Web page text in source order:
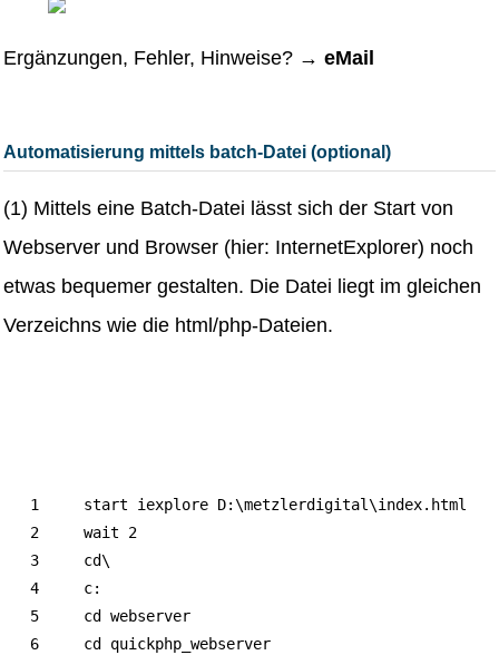
Ergänzungen, Fehler, Hinweise? →eMail
Automatisierung mittels batch-Datei (optional)
(1) Mittels eine Batch-Datei lässt sich der Start von
Webserver und Browser (hier: InternetExplorer) noch
etwas bequemer gestalten. Die Datei liegt im gleichen
Verzeichns wie die html/php-Dateien.
   1     start iexplore D:\metzlerdigital\index.html
   2     wait 2
   3     cd\
   4     c:
   5     cd webserver
   6     cd quickphp_webserver